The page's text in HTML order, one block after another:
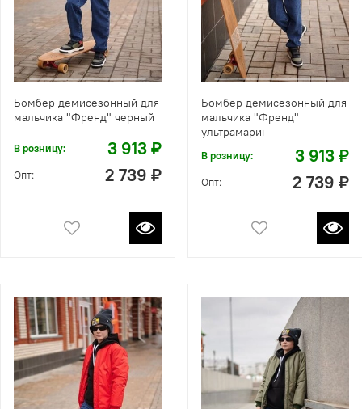
Бомбер демисезонный для
мальчика "Френд" черный
В розницу: 3 913 ₽
Опт: 2 739 ₽
Бомбер демисезонный для
мальчика "Френд"
ультрамарин
В розницу: 3 913 ₽
Опт: 2 739 ₽